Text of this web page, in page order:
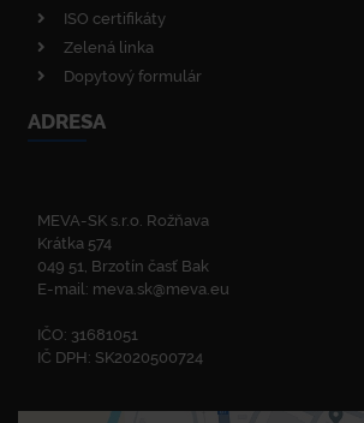
ISO certifikáty
Zelená linka
Dopytový formulár
ADRESA
MEVA-SK s.r.o. Rožňava
Krátka 574
049 51, Brzotín časť Bak
E-mail: meva.sk@meva.eu
IČO: 31681051
IČ DPH: SK2020500724